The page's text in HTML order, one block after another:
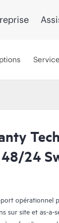
24
opérationnel
sur site et as-a-